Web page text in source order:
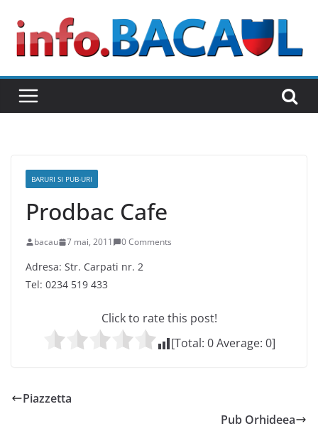
content
BARURI SI PUB-URI
Prodbac Cafe
bacau 7 mai, 2011 0 Comments
Adresa: Str. Carpati nr. 2
Tel: 0234 519 433
Click to rate this post!
[Total: 0Average: 0]
Piazzetta
Pub Orhideea